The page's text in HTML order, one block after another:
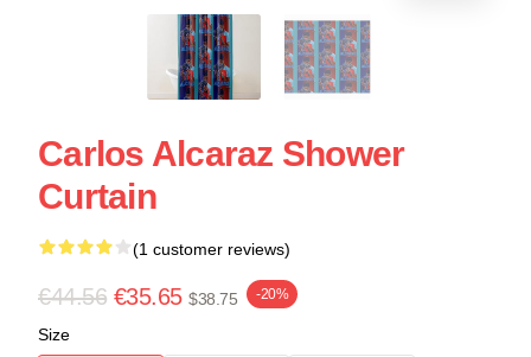
Carlos Alcaraz Shower
Curtain
(1 customer reviews)
€44.56 €35.65 $38.75 -20%
Size